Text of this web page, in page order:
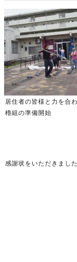
居住者の皆様と力を合
櫓組の準備開始
感謝状をいただきまし